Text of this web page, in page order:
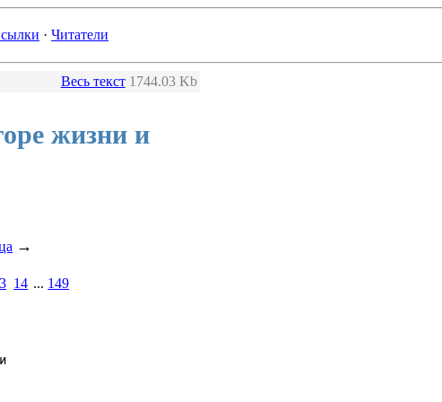
· Читатели
Весь текст 1744.03 Kb
жизни и
→
14 ... 149